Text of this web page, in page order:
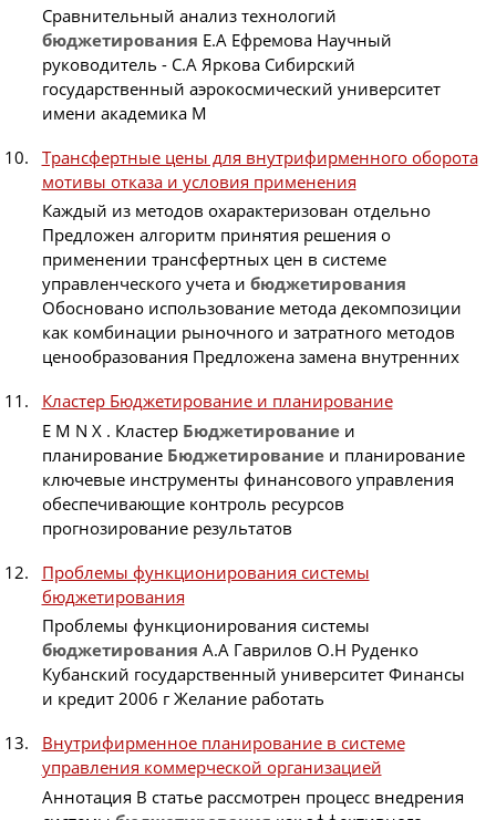
Сравнительный анализ технологий
бюджетирования Е.А Ефремова Научный
руководитель - С.А Яркова Сибирский
государственный аэрокосмический университет
имени академика М
Трансфертные цены для внутрифирменного оборота
мотивы отказа и условия применения
Каждый из методов охарактеризован отдельно
Предложен алгоритм принятия решения о
применении трансфертных цен в системе
управленческого учета и бюджетирования
Обосновано использование метода декомпозиции
как комбинации рыночного и затратного методов
ценообразования Предложена замена внутренних
Кластер Бюджетирование и планирование
E M N X . Кластер Бюджетированиеи
планирование Бюджетированиеи планирование
ключевые инструменты финансового управления
обеспечивающие контроль ресурсов
прогнозирование результатов
Проблемы функционирования системы
бюджетирования
Проблемы функционирования системы
бюджетирования А.А Гаврилов О.Н Руденко
Кубанский государственный университет Финансы
и кредит 2006 г Желание работать
Внутрифирменное планирование в системе
управления коммерческой организацией
Аннотация В статье рассмотрен процесс внедрения